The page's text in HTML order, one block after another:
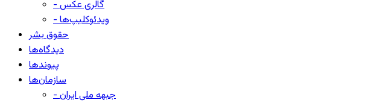
- گالری عکس
- ویدئوکلیپ‌ها
حقوق بشر
دیدگاه‌ها
پیوندها
سازمان‌ها
- جبهه ملی ایران